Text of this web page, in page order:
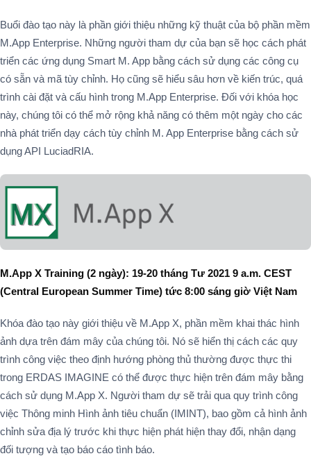
Buổi đào tạo này là phần giới thiệu những kỹ thuật của bộ phần mềm
M.App Enterprise. Những người tham dự của bạn sẽ học cách phát
triển các ứng dụng Smart M. App bằng cách sử dụng các công cụ
có sẵn và mã tùy chỉnh. Họ cũng sẽ hiểu sâu hơn về kiến ​​trúc, quá
trình cài đặt và cấu hình trong M.App Enterprise. Đối với khóa học
này, chúng tôi có thể mở rộng khả năng có thêm một ngày cho các
nhà phát triển dạy cách tùy chỉnh M. App Enterprise bằng cách sử
dụng API LuciadRIA.
M.App X Training (2 ngày): 19-20 tháng Tư 2021 9 a.m. CEST
(Central European Summer Time) tức 8:00 sáng giờ Việt Nam
Khóa đào tạo này giới thiệu về M.App X, phần mềm khai thác hình
ảnh dựa trên đám mây của chúng tôi. Nó sẽ hiển thị cách các quy
trình công việc theo định hướng phòng thủ thường được thực thi
trong ERDAS IMAGINE có thể được thực hiện trên đám mây bằng
cách sử dụng M.App X. Người tham dự sẽ trải qua quy trình công
việc Thông minh Hình ảnh tiêu chuẩn (IMINT), bao gồm cả hình ảnh
chỉnh sửa địa lý trước khi thực hiện phát hiện thay đổi, nhận dạng
đối tượng và tạo báo cáo tình báo.